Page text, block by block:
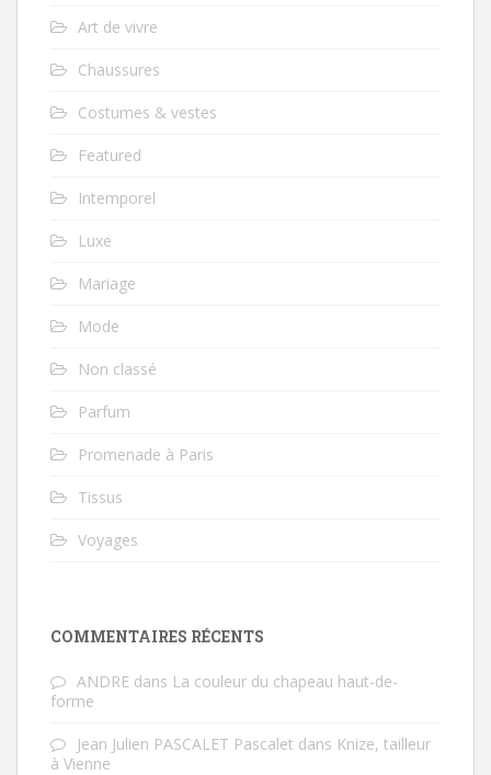
Art de vivre
Chaussures
Costumes & vestes
Featured
Intemporel
Luxe
Mariage
Mode
Non classé
Parfum
Promenade à Paris
Tissus
Voyages
COMMENTAIRES RÉCENTS
ANDRE dans La couleur du chapeau haut-de-
forme
Jean Julien PASCALET Pascalet dans Knize, tailleur
à Vienne